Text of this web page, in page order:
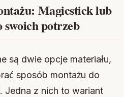
Magicstick lub
potrzeb
są dwie opcje materiału,
sposób montażu do
Jedna z nich to wariant